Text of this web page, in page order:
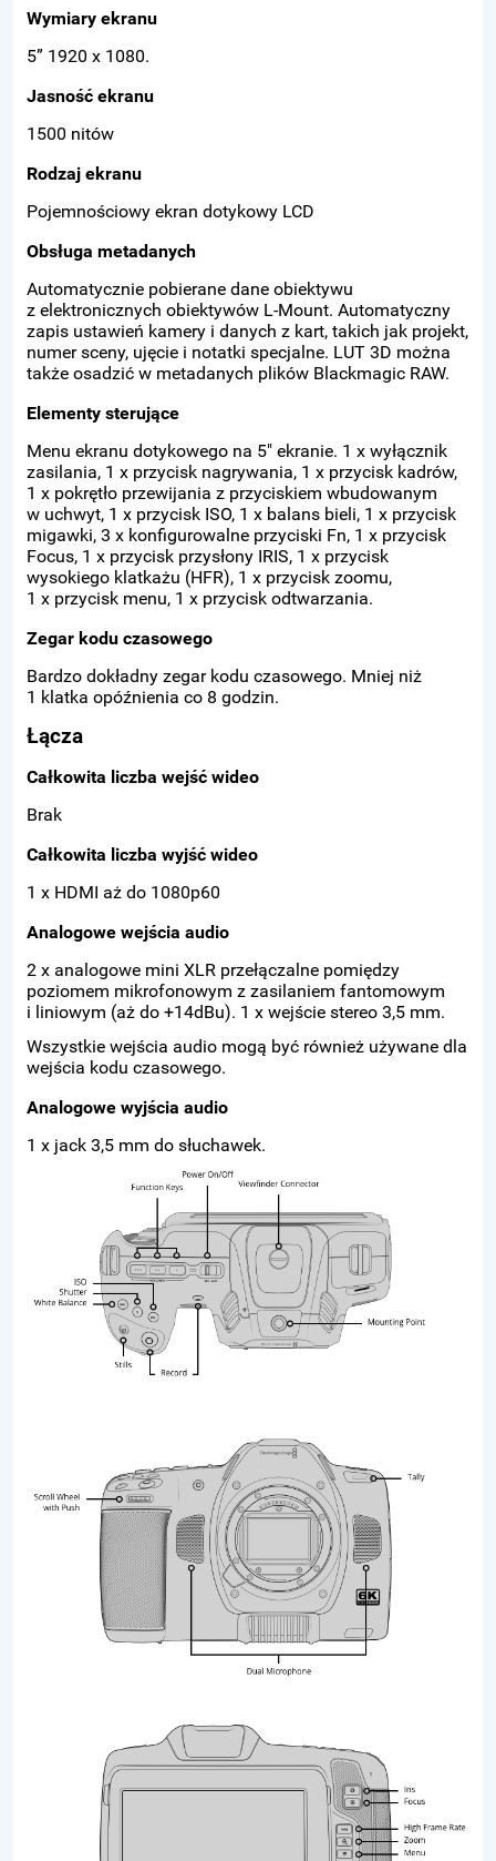
Wymiary ekranu
5” 1920 x 1080.
Jasność ekranu
1500 nitów
Rodzaj ekranu
Pojemnościowy ekran dotykowy LCD
Obsługa metadanych
Automatycznie pobierane dane obiektywu
z elektronicznych obiektywów L-Mount. Automatyczny
zapis ustawień kamery i danych z kart, takich jak projekt,
numer sceny, ujęcie i notatki specjalne. LUT 3D można
także osadzić w metadanych plików Blackmagic RAW.
Elementy sterujące
Menu ekranu dotykowego na 5" ekranie. 1 x wyłącznik
zasilania, 1 x przycisk nagrywania, 1 x przycisk kadrów,
1 x pokrętło przewijania z przyciskiem wbudowanym
w uchwyt, 1 x przycisk ISO, 1 x balans bieli, 1 x przycisk
migawki, 3 x konfigurowalne przyciski Fn, 1 x przycisk
Focus, 1 x przycisk przysłony IRIS, 1 x przycisk
wysokiego klatkażu (HFR), 1 x przycisk zoomu,
1 x przycisk menu, 1 x przycisk odtwarzania.
Zegar kodu czasowego
Bardzo dokładny zegar kodu czasowego. Mniej niż
1 klatka opóźnienia co 8 godzin.
Łącza
Całkowita liczba wejść wideo
Brak
Całkowita liczba wyjść wideo
1 x HDMI aż do 1080p60
Analogowe wejścia audio
2 x analogowe mini XLR przełączalne pomiędzy
poziomem mikrofonowym z zasilaniem fantomowym
i liniowym (aż do +14dBu). 1 x wejście stereo 3,5 mm.
Wszystkie wejścia audio mogą być również używane dla
wejścia kodu czasowego.
Analogowe wyjścia audio
1 x jack 3,5 mm do słuchawek.